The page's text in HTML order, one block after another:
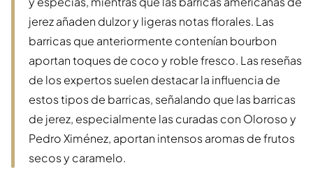
jerez añaden dulzor y ligeras notas florales. Las
barricas que anteriormente contenían bourbon
aportan toques de coco y roble fresco. Las reseñas
de los expertos suelen destacar la influencia de
estos tipos de barricas, señalando que las barricas
de jerez, especialmente las curadas con Oloroso y
Pedro Ximénez, aportan intensos aromas de frutos
secos y caramelo.